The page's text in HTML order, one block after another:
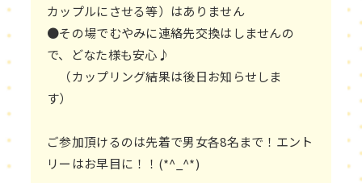
カップルにさせる等）はありません
●その場でむやみに連絡先交換はしませんの
で、どなた様も安心♪
（カップリング結果は後日お知らせしま
す）
ご参加頂けるのは先着で男女各8名まで！エント
リーはお早目に！！(*^_^*)